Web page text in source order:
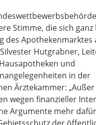
Stimme, die sich
des Apothekenmarktes
Hutgrabner,
und
in der
Ärztekammer:
wegen finanzieller
Argumente mehr